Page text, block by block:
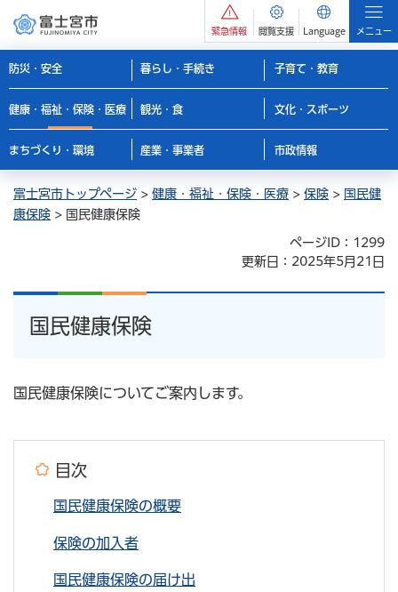
緊急情報 閲覧支援 Language メニュー
防災・安全 暮らし・手続き 子育て・教育
健康・福祉・保険・医療 観光・食 文化・スポーツ
まちづくり・環境 産業・事業者 市政情報
富士宮市トップページ > 健康・福祉・保険・医療 > 保険 > 国民健
康保険 > 国民健康保険
ページID：1299
更新日：2025年5月21日
国民健康保険
国民健康保険についてご案内します。
目次
国民健康保険の概要
保険の加入者
国民健康保険の届け出